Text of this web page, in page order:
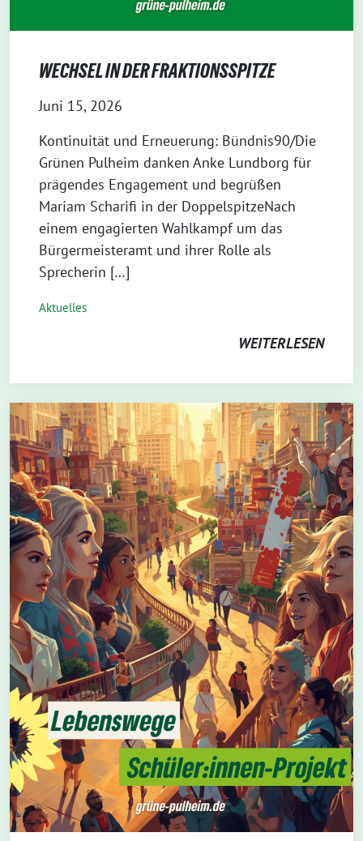
WECHSEL IN DER FRAKTIONSSPITZE
Juni 15, 2026
Kontinuität und Erneuerung: Bündnis90/Die
Grünen Pulheim danken Anke Lundborg für
prägendes Engagement und begrüßen
Mariam Scharifi in der DoppelspitzeNach
einem engagierten Wahlkampf um das
Bürgermeisteramt und ihrer Rolle als
Sprecherin […]
Aktuelles
WEITERLESEN